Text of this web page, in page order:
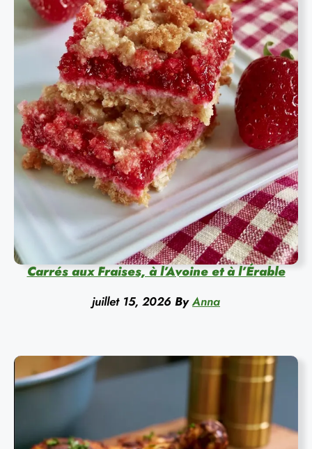
Carrés aux Fraises, à l’Avoine et à l’Érable
juillet 15, 2026 By Anna